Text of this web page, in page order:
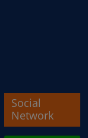
Social
Network